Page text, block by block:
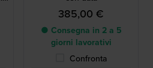
385,00 €
● Consegna in 2 a 5
giorni lavorativi
Confronta